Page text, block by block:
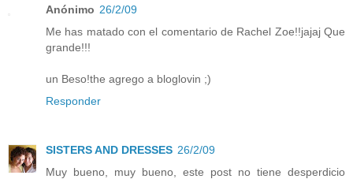
Anónimo 26/2/09
Me has matado con el comentario de Rachel Zoe!!jajaj Que
grande!!!
un Beso!the agrego a bloglovin ;)
Responder
SISTERS AND DRESSES 26/2/09
Muy bueno, muy bueno, este post no tiene desperdicio